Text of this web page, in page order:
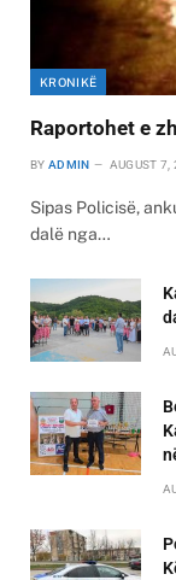
KRONIKË
Raportohet e
BY ADMIN AUGUST 7,
Sipas Policisë,
dalë nga…